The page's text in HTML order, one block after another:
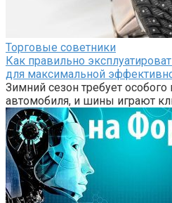
Торговые советники
Как правильно
для максимальной
Зимний сезон требует
автомобиля, и шины играют